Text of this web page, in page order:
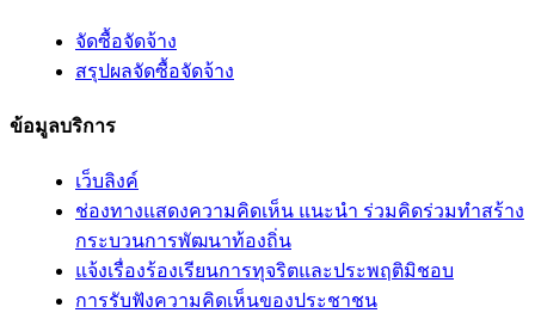
จัดซื้อจัดจ้าง
สรุปผลจัดซื้อจัดจ้าง
ข้อมูลบริการ
เว็บลิงค์
ช่องทางแสดงความคิดเห็น แนะนำ ร่วมคิดร่วมทำสร้าง
กระบวนการพัฒนาท้องถิ่น
แจ้งเรื่องร้องเรียนการทุจริตและประพฤติมิชอบ
การรับฟังความคิดเห็นของประชาชน